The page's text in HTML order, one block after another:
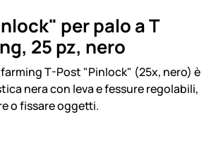
per palo a T
25 pz, nero